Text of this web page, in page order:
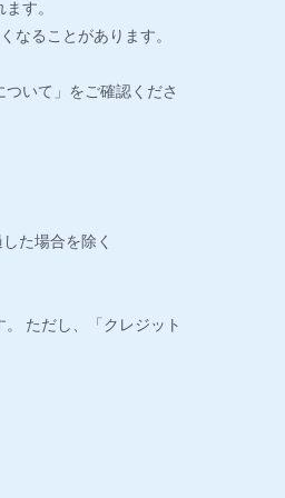
す。
なることがあります。
いて」をご確認くださ
た場合を除く
ただし、「クレジット